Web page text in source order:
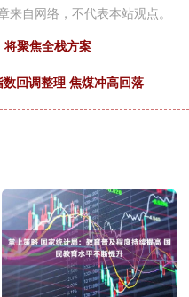
来自网络，不代表本站观点。
聚焦全栈方案
回调整理 焦煤冲高回落